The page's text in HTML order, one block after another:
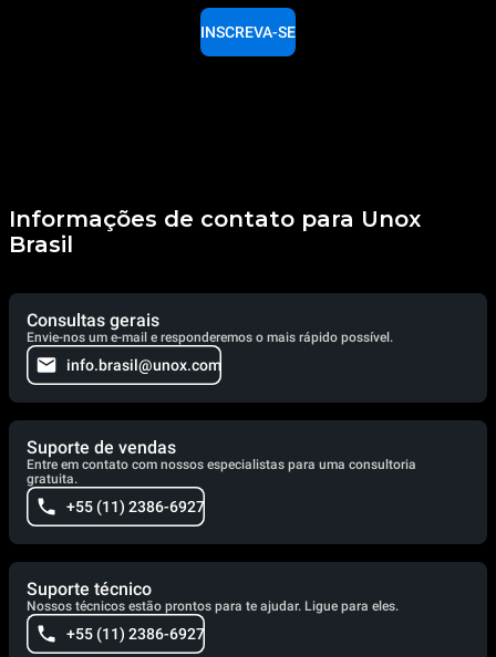
INSCREVA-SE
Informações de contato para Unox
Brasil
Consultas gerais
Envie-nos um e-mail e responderemos o mais rápido possível.
info.brasil@unox.com
Suporte de vendas
Entre em contato com nossos especialistas para uma consultoria
gratuita.
+55 (11) 2386-6927
Suporte técnico
Nossos técnicos estão prontos para te ajudar. Ligue para eles.
+55 (11) 2386-6927